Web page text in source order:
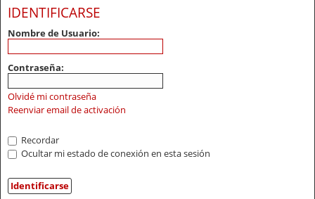
IDENTIFICARSE
Nombre de Usuario:
Contraseña:
Olvidé mi contraseña
Reenviar email de activación
Recordar
Ocultar mi estado de conexión en esta sesión